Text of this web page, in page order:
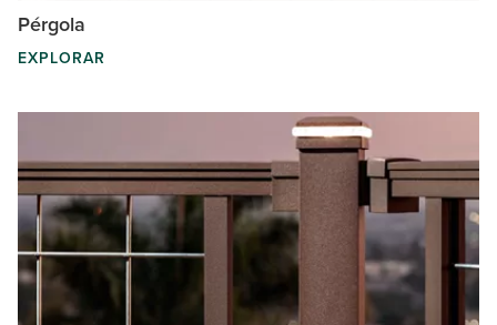
Pérgola
EXPLORAR